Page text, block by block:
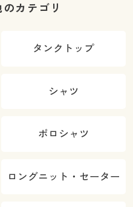
カテゴリ
タンクトップ
シャツ
ポロシャツ
ロングニット・セーター